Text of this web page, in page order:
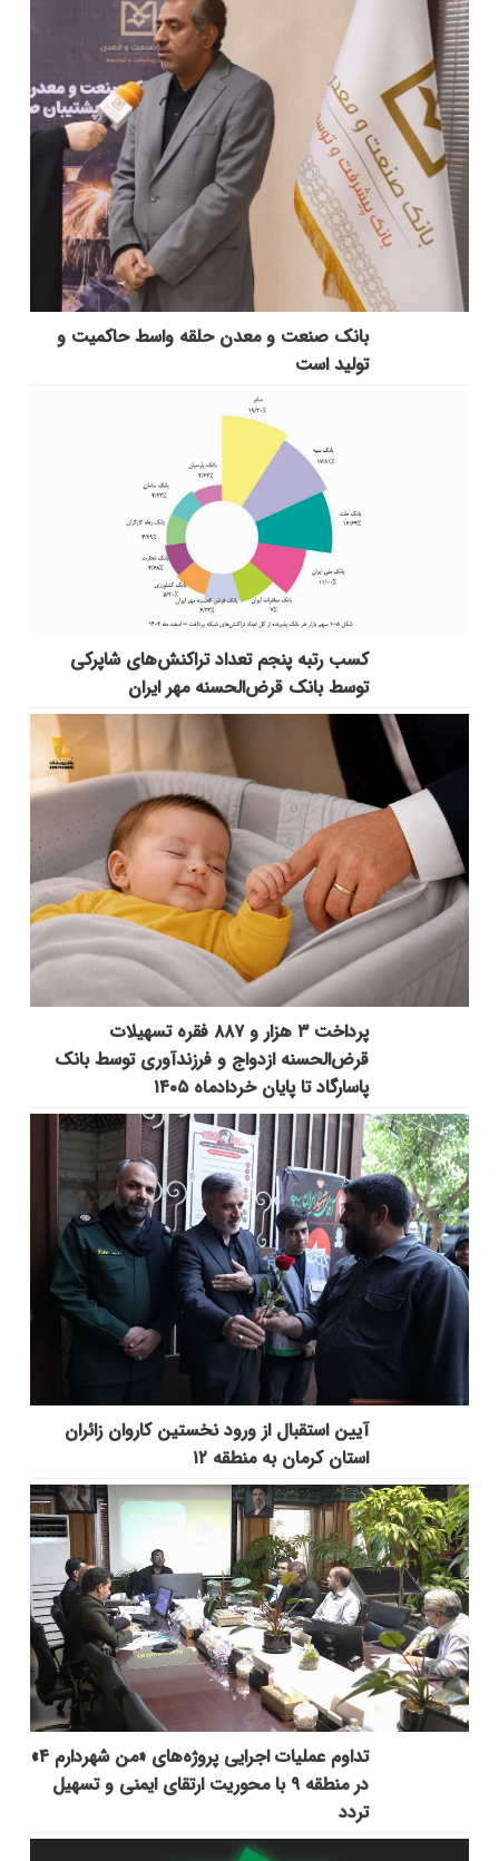
بانك صنعت و معدن حلقه واسط حاكمیت و
تولید است
کسب رتبه پنجم تعداد تراکنش‌های شاپرکی
توسط بانک قرض‌الحسنه مهر ایران
پرداخت ۳ هزار و ۸۸۷ فقره تسهیلات
قرض‌الحسنه ازدواج و فرزندآوری توسط بانک
پاسارگاد تا پایان خردادماه ۱۴۰۵
آیین استقبال از ورود نخستین کاروان زائران
استان کرمان به منطقه ۱۲
تداوم عملیات اجرایی پروژه‌های «من شهردارم ۴»
در منطقه ۹ با محوریت ارتقای ایمنی و تسهیل
تردد